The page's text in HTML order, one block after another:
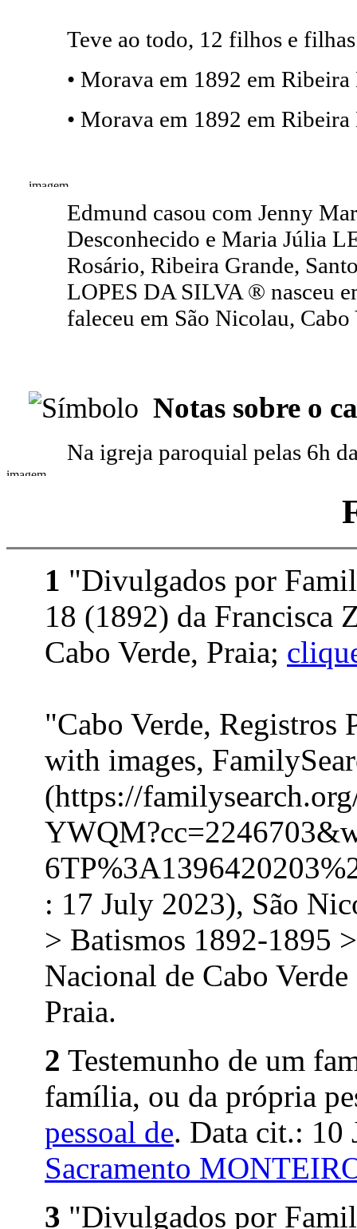
Teve ao todo, 12 filhos e
• Morava em 1892 em
• Morava em 1892 em
Edmund casou com Jenny
Desconhecido e Maria Júlia
Rosário, Ribeira Grande,
LOPES DA SILVA ® nasceu
faleceu em São Nicolau, Cabo
Notas sobre o
Na igreja paroquial pelas 6h
1 "Divulgados por
18 (1892) da Francisca
Cabo Verde, Praia;
"Cabo Verde, Registros
with images,
(https://
: 17 July 2023), São
> Batismos 1892-1895
Nacional de Cabo
Praia.
2 Testemunho de um
família, ou da própria
pessoal de. Data cit.: 10
Sacramento
3 "Divulgados por